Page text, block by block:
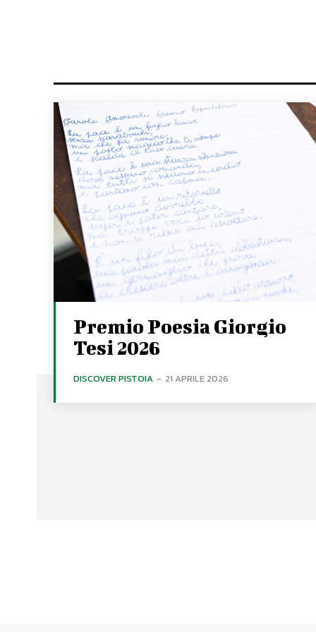
Premio Poesia Giorgio
Tesi 2026
DISCOVER PISTOIA - 21 APRILE 2026